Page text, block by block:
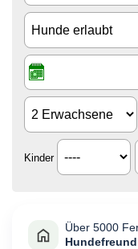
Kinder
Über 5000